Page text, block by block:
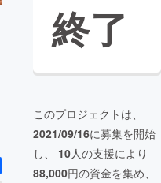
終了
このプロジェクトは、
2021/09/16に募集を開始
し、 10人の支援により
88,000円の資金を集め、